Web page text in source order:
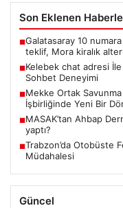
Son Eklenen
■Galatasaray 10
teklif, Mora kiralık
■Kelebek chat adresi
Sohbet Deneyimi
■Mekke Ortak
İşbirliğinde Yeni Bir
■MASAK’tan Ahbap
yaptı?
■Trabzon’da Otobüste
Müdahalesi
Güncel